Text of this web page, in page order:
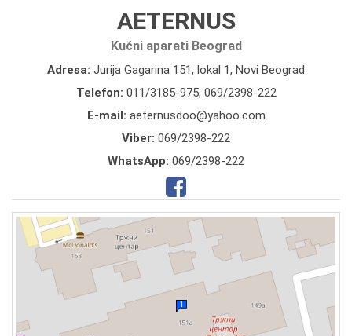
AETERNUS
Kućni aparati Beograd
Adresa: Jurija Gagarina 151, lokal 1, Novi Beograd
Telefon: 011/3185-975, 069/2398-222
E-mail: aeternusdoo@yahoo.com
Viber: 069/2398-222
WhatsApp: 069/2398-222